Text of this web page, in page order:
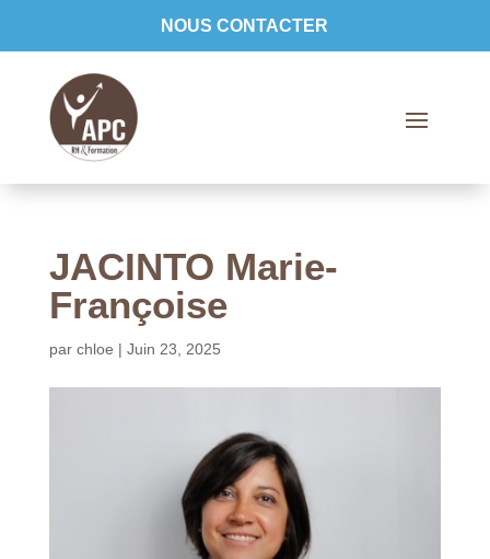
NOUS CONTACTER
JACINTO Marie-
Françoise
par chloe | Juin 23, 2025